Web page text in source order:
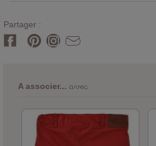
Partager :
A associer...